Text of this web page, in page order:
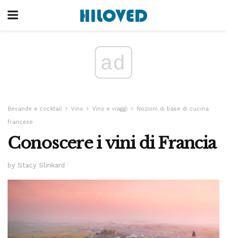
ad
Bevande e cocktail Vino Vino e viaggi
Nozioni di base di cucina
francese
Conoscere i vini di Francia
by Stacy Slinkard